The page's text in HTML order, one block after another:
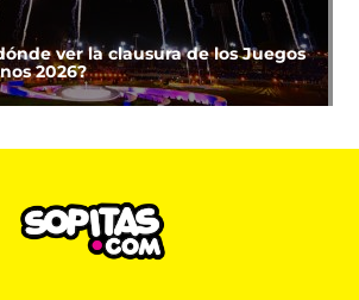
ver la clausura de los Juegos
2026?